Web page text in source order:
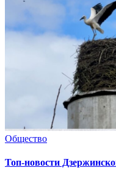
Общество
Топ-новости